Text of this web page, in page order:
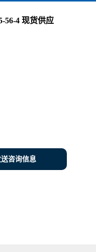
56-4 现货供应
咨询信息